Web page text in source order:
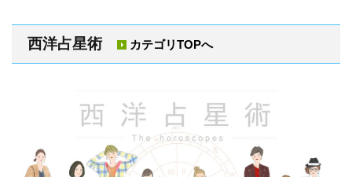
西洋占星術 カテゴリTOPへ